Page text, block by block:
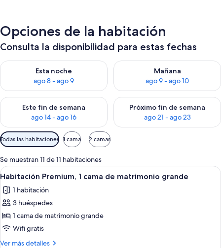
Opciones de la habitación
Consulta la disponibilidad para estas fechas
Esta noche
ago 8 - ago 9
Consulta la disponibilidad para esta noche, ago 8 - ago 9
Mañana
ago 9 - ago 10
Consulta la disponibilidad
Este fin de semana
ago 14 - ago 16
Consulta la disponibilidad para este fin de semana, ago 14 -
Próximo fin de semana
ago 21 - ago 23
Consulta la disponibilidad
Filtros
disponibles
para
las
habitaciones
Todas las habitaciones 1 cama 2 camas
Se muestran 11 de 11 habitaciones
Abrir
todas
las
fotos
de
Habitación
Premium,
Ropa de cama de alta calidad,
3
Habitación Premium, 1 cama de matrimonio grande
1 habitación
3 huéspedes
1 cama de matrimonio grande
Wifi gratis
Ver más detalles
Más